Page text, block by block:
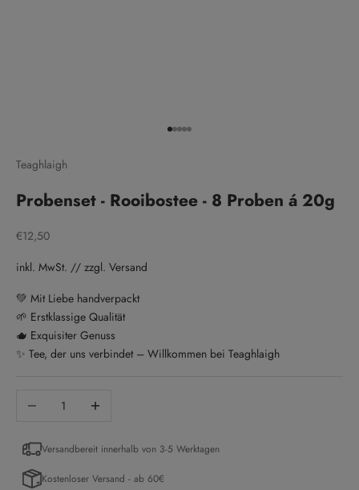
Gehe zu Element 1
Gehe zu Element 2
Gehe zu Element 3
Gehe zu Element 4
Gehe zu Element 5
Teaghlaigh
Probenset - Rooibostee - 8 Proben á 20g
Angebot
€12,50
inkl. MwSt. // zzgl. Versand
💚 Mit Liebe handverpackt
🌱 Erstklassige Qualität
🫖 Exquisiter Genuss
✨ Tee, der uns verbindet – Willkommen bei Teaghlaigh
Anzahl verringernAnzahl erhöhen
Versandbereit innerhalb von 3-5 Werktagen
Kostenloser Versand - ab 60€